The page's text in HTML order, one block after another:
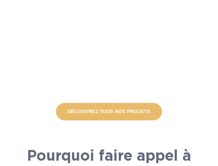
DÉCOUVREZ TOUS NOS PROJETS
Pourquoi faire appel à